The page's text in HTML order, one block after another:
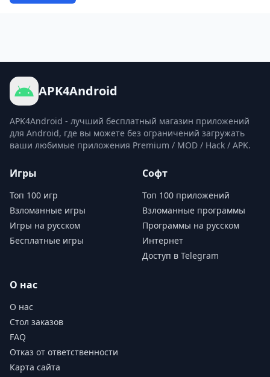
APK4Android
APK4Android - лучший бесплатный магазин приложений
для Android, где вы можете без ограничений загружать
ваши любимые приложения Premium / MOD / Hack / APK.
Игры
Топ 100 игр
Взломанные игры
Игры на русском
Бесплатные игры
Софт
Топ 100 приложений
Взломанные программы
Программы на русском
Интернет
Доступ в Telegram
О нас
О нас
Стол заказов
FAQ
Отказ от ответственности
Карта сайта